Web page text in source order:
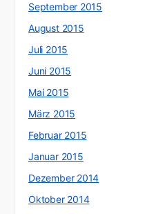
September 2015
August 2015
Juli 2015
Juni 2015
Mai 2015
März 2015
Februar 2015
Januar 2015
Dezember 2014
Oktober 2014